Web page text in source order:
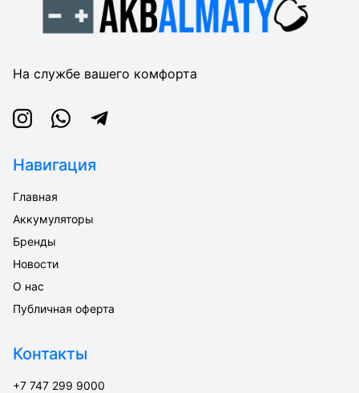
На службе вашего комфорта
InstagramWhatsappTelegram
Навигация
Главная
Аккумуляторы
Бренды
Новости
О нас
Публичная оферта
Контакты
+7 747 299 9000